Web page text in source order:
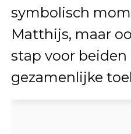
symbolisch
Matthijs, maar
stap voor beiden
gezamenlijke